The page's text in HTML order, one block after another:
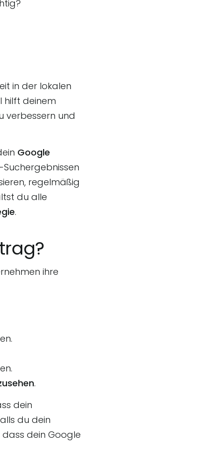
in der lokalen
hilft deinem
verbessern und
Google
regelmäßig
du alle
.
ihre
.
dein
du dein
dein Google